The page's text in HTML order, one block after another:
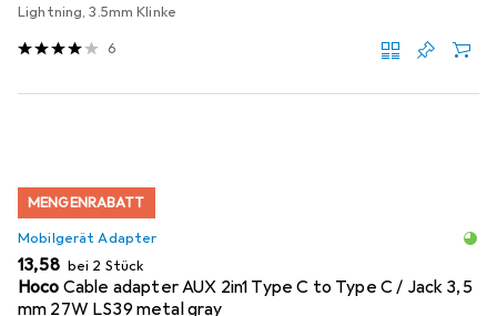
Lightning, 3.5mm Klinke
6
MENGENRABATT
Mobilgerät Adapter
EUR
13,58 bei 2 Stück
Hoco Cable adapter AUX 2in1 Type C to Type C / Jack 3,5
mm 27W LS39 metal gray